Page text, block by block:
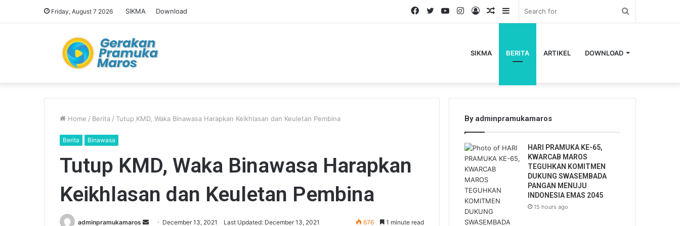
Friday, August 7 2026 SIKMA Download Sidebar
Random
Log
Instagram
YouTube
Twitter
Facebook
SIKMA BERITA ARTIKEL DOWNLOAD
Home / Berita / Tutup KMD, Waka Binawasa Harapkan Keikhlasan dan Keuletan Pembina
Berita Binawasa
Tutup KMD, Waka Binawasa Harapkan
Keikhlasan dan Keuletan Pembina
adminpramukamaros December 13, 2021 Last Updated: December 13, 2021 676 1 minute read
By adminpramukamaros
HARI PRAMUKA KE-65,
KWARCAB MAROS
TEGUHKAN KOMITMEN
DUKUNG SWASEMBADA
PANGAN MENUJU
INDONESIA EMAS 2045
15 hours ago